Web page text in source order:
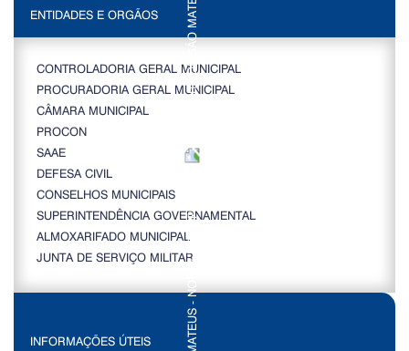
ENTIDADES E ORGÃOS
CONTROLADORIA GERAL MUNICIPAL
PROCURADORIA GERAL MUNICIPAL
CÂMARA MUNICIPAL
PROCON
SAAE
DEFESA CIVIL
CONSELHOS MUNICIPAIS
SUPERINTENDÊNCIA GOVERNAMENTAL
ALMOXARIFADO MUNICIPAL
JUNTA DE SERVIÇO MILITAR
INFORMAÇÕES ÚTEIS